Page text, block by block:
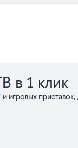
в 1 клик
и игровых